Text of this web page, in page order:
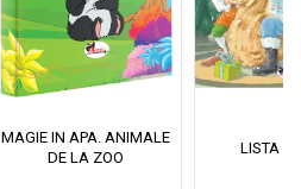
MAGIE IN APA. ANIMALE
DE LA ZOO
LISTA